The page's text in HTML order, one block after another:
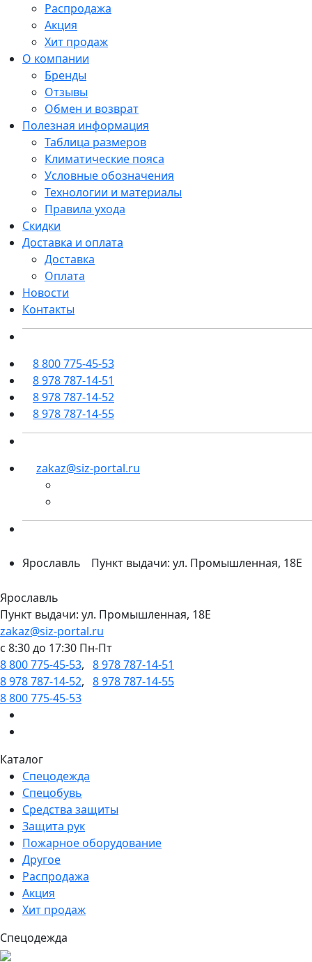
Распродажа
Акция
Хит продаж
О компании
Бренды
Отзывы
Обмен и возврат
Полезная информация
Таблица размеров
Климатические пояса
Условные обозначения
Технологии и материалы
Правила ухода
Скидки
Доставка и оплата
Доставка
Оплата
Новости
Контакты
8 800 775-45-53
8 978 787-14-51
8 978 787-14-52
8 978 787-14-55
zakaz@siz-portal.ru
Ярославль Пункт выдачи: ул. Промышленная, 18Е
Ярославль
Пункт выдачи: ул. Промышленная, 18Е
zakaz@siz-portal.ru
c 8:30 до 17:30 Пн-Пт
8 800 775-45-53, 8 978 787-14-51
8 978 787-14-52, 8 978 787-14-55
8 800 775-45-53
Каталог
Спецодежда
Спецобувь
Средства защиты
Защита рук
Пожарное оборудование
Другое
Распродажа
Акция
Хит продаж
Спецодежда